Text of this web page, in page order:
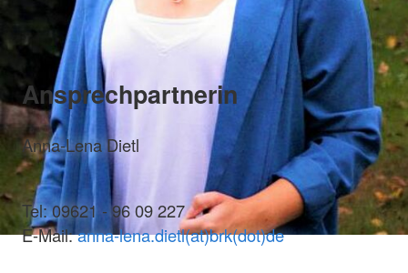
Ansprechpartnerin
Anna-Lena Dietl
Tel: 09621 - 96 09 227
E-Mail:anna-lena.dietl(at)brk(dot)de